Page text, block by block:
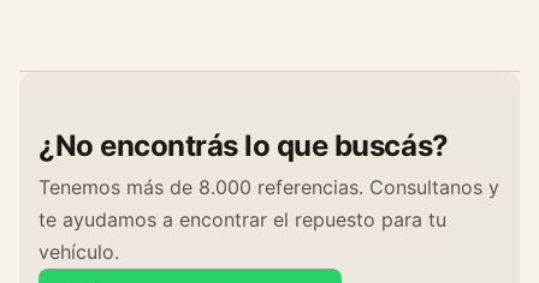
¿No encontrás lo que buscás?
Tenemos más de 8.000 referencias. Consultanos y
te ayudamos a encontrar el repuesto para tu
vehículo.